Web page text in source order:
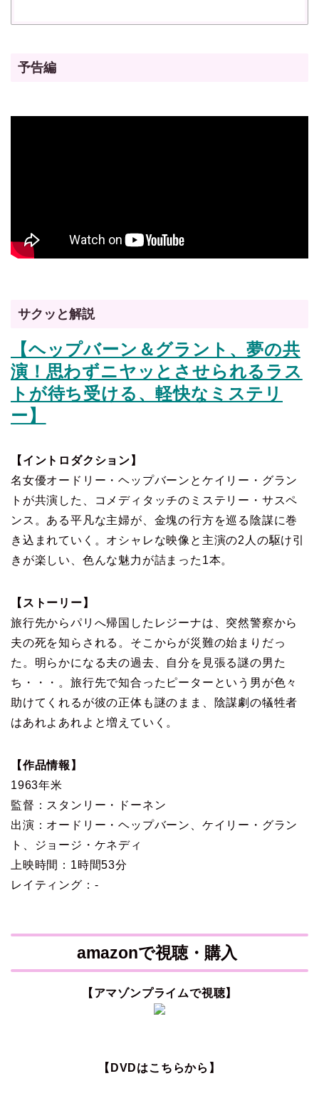
予告編
サクッと解説
【ヘップバーン＆グラント、夢の共
演！思わずニヤッとさせられるラス
トが待ち受ける、軽快なミステリ
ー】
【イントロダクション】
名女優オードリー・ヘップバーンとケイリー・グラン
トが共演した、コメディタッチのミステリー・サスペ
ンス。ある平凡な主婦が、金塊の行方を巡る陰謀に巻
き込まれていく。オシャレな映像と主演の2人の駆け引
きが楽しい、色んな魅力が詰まった1本。
【ストーリー】
旅行先からパリへ帰国したレジーナは、突然警察から
夫の死を知らされる。そこからが災難の始まりだっ
た。明らかになる夫の過去、自分を見張る謎の男た
ち・・・。旅行先で知合ったピーターという男が色々
助けてくれるが彼の正体も謎のまま、陰謀劇の犠牲者
はあれよあれよと増えていく。
【作品情報】
1963年米
監督：スタンリー・ドーネン
出演：オードリー・ヘップバーン、ケイリー・グラン
ト、ジョージ・ケネディ
上映時間：1時間53分
レイティング：-
amazonで視聴・購入
【アマゾンプライムで視聴】
【DVDはこちらから】